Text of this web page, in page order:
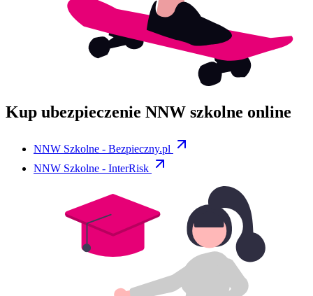
Kup ubezpieczenie NNW szkolne online
NNW Szkolne - Bezpieczny.pl
NNW Szkolne - InterRisk